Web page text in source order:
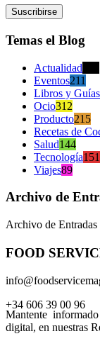
Temas el Blog
Actualidad
Eventos211
Libros y Guías
Ocio312
Producto215
Recetas de
Salud144
Tecnología151
Viajes89
Archivo de
Archivo de Entradas
FOOD
+34 606 39 00 96
Mantente
digital, en nuestras